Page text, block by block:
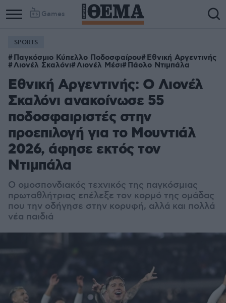
Games
Column
1
Column
2
SPORTS
Παγκόσμιο Κύπελλο Ποδοσφαίρου Εθνική Αργεντινής
Λιονέλ Σκαλόνι Λιονέλ Μέσι Πάολο Ντιμπάλα
Εθνική Αργεντινής: Ο Λιονέλ
Σκαλόνι ανακοίνωσε 55
ποδοσφαιριστές στην
προεπιλογή για το Μουντιάλ
2026, άφησε εκτός τον
Ντιμπάλα
Ο ομοσπονδιακός τεχνικός της παγκόσμιας
πρωταθλήτριας επέλεξε τον κορμό της ομάδας
που την οδήγησε στην κορυφή, αλλά και πολλά
νέα παιδιά